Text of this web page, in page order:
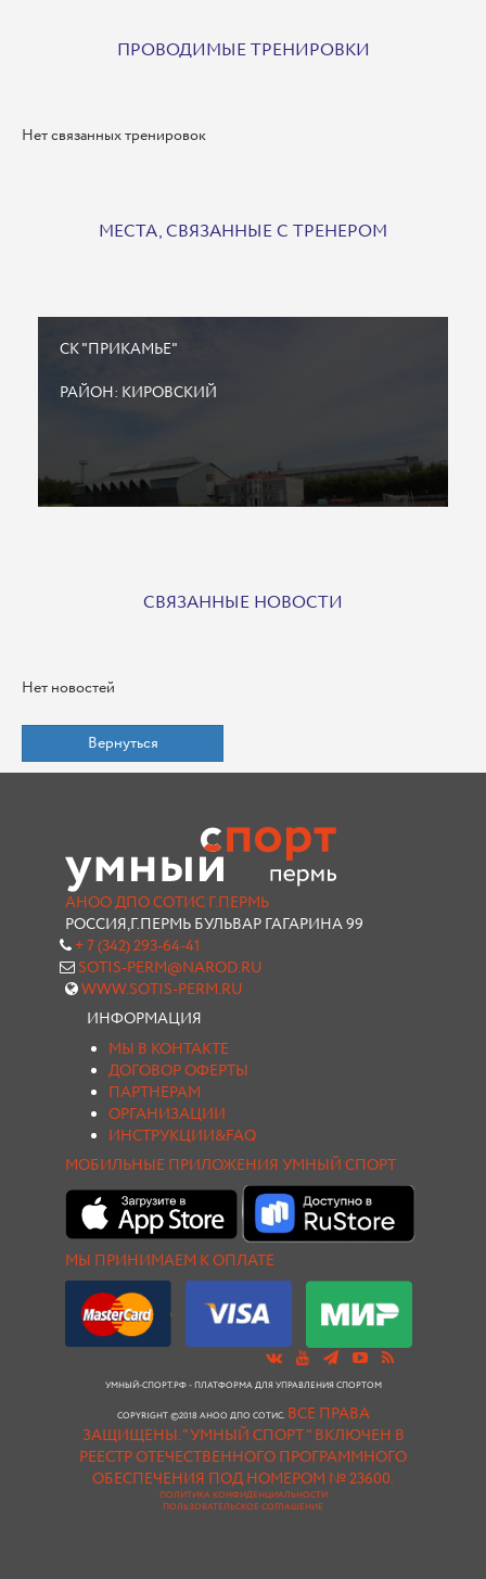
ПРОВОДИМЫЕ ТРЕНИРОВКИ
Нет связанных тренировок
МЕСТА, СВЯЗАННЫЕ С ТРЕНЕРОМ
СК "ПРИКАМЬЕ"
РАЙОН: КИРОВСКИЙ
СВЯЗАННЫЕ НОВОСТИ
Нет новостей
Вернуться
АНОО ДПО СОТИС Г.ПЕРМЬ
РОССИЯ,Г.ПЕРМЬ БУЛЬВАР ГАГАРИНА 99
+ 7 (342) 293-64-41
SOTIS-PERM@NAROD.RU
WWW.SOTIS-PERM.RU
ИНФОРМАЦИЯ
МЫ В КОНТАКТЕ
ДОГОВОР ОФЕРТЫ
ПАРТНЕРАМ
ОРГАНИЗАЦИИ
ИНСТРУКЦИИ&FAQ
МОБИЛЬНЫЕ ПРИЛОЖЕНИЯ УМНЫЙ СПОРТ
МЫ ПРИНИМАЕМ К ОПЛАТЕ
УМНЫЙ-СПОРТ.РФ - ПЛАТФОРМА ДЛЯ УПРАВЛЕНИЯ СПОРТОМ
COPYRIGHT ©2018 АНОО ДПО СОТИС. ВСЕ ПРАВА
ЗАЩИЩЕНЫ."УМНЫЙ СПОРТ " ВКЛЮЧЕН В
РЕЕСТР ОТЕЧЕСТВЕННОГО ПРОГРАММНОГО
ОБЕСПЕЧЕНИЯ ПОД НОМЕРОМ № 23600.
ПОЛИТИКА КОНФИДЕНЦИАЛЬНОСТИ
ПОЛЬЗОВАТЕЛЬСКОЕ СОГЛАШЕНИЕ